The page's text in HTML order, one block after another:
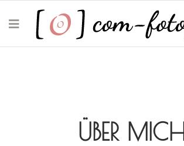
ÜBER MICH